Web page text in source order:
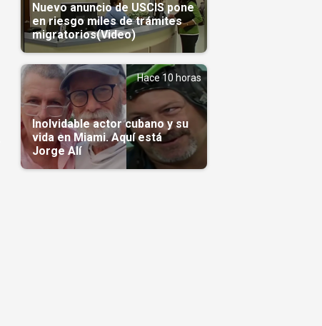
Nuevo anuncio de USCIS pone
en riesgo miles de trámites
migratorios(Video)
Hace 10 horas
Inolvidable actor cubano y su
vida en Miami. Aquí está
Jorge Alí